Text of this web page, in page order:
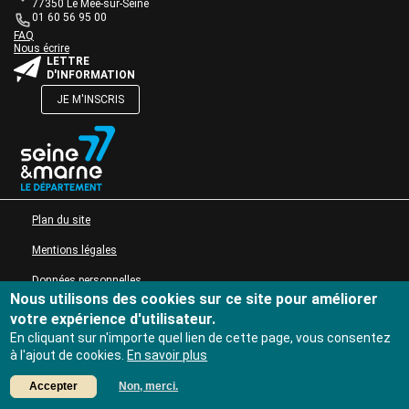
Actions culturelles
Desserte documentaire
Accompagnement au quotidien
Accompagnement de projets
Ressources
Veille professionnelle
Fiches pratiques
Publications
de
texte
77350 Le Mée-sur-Seine
01 60 56 95 00
Bloc
de
texte
Une question ?
FAQ
Nous écrire
Bloc
de
LETTRE
D'INFORMATION
JE M'INSCRIS
texte
MENU PIED DE PAGE
Plan du site
Mentions légales
Données personnelles
Accessibilité : non conforme
Nous utilisons des cookies sur ce site pour améliorer
votre expérience d'utilisateur.
En cliquant sur n'importe quel lien de cette page, vous consentez
à l'ajout de cookies. En savoir plus
Accepter Non, merci.